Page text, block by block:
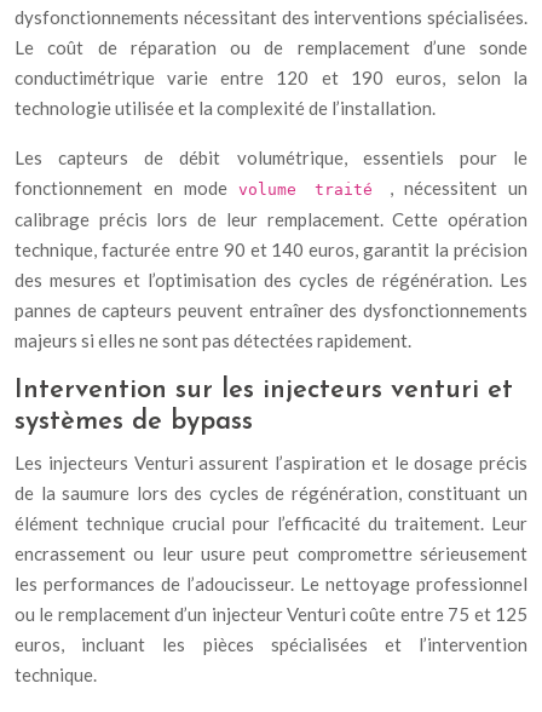
dysfonctionnements nécessitant des interventions spécialisées.
Le coût de réparation ou de remplacement d’une sonde
conductimétrique varie entre 120 et 190 euros, selon la
technologie utilisée et la complexité de l’installation.
Les capteurs de débit volumétrique, essentiels pour le
fonctionnement en modevolume traité , nécessitent un
calibrage précis lors de leur remplacement. Cette opération
technique, facturée entre 90 et 140 euros, garantit la précision
des mesures et l’optimisation des cycles de régénération. Les
pannes de capteurs peuvent entraîner des dysfonctionnements
majeurs si elles ne sont pas détectées rapidement.
Intervention sur les injecteurs venturi et
systèmes de bypass
Les injecteurs Venturi assurent l’aspiration et le dosage précis
de la saumure lors des cycles de régénération, constituant un
élément technique crucial pour l’efficacité du traitement. Leur
encrassement ou leur usure peut compromettre sérieusement
les performances de l’adoucisseur. Le nettoyage professionnel
ou le remplacement d’un injecteur Venturi coûte entre 75 et 125
euros, incluant les pièces spécialisées et l’intervention
technique.